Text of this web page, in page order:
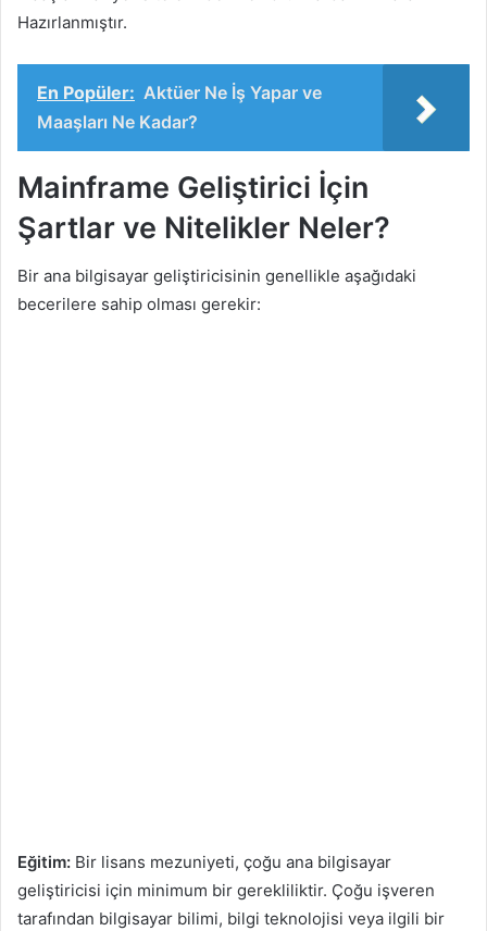
Hazırlanmıştır.
En Popüler: Aktüer Ne İş Yapar ve
Maaşları Ne Kadar?
Mainframe Geliştirici İçin
Şartlar ve Nitelikler Neler?
Bir ana bilgisayar geliştiricisinin genellikle aşağıdaki
becerilere sahip olması gerekir:
Eğitim: Bir lisans mezuniyeti, çoğu ana bilgisayar
geliştiricisi için minimum bir gerekliliktir. Çoğu işveren
tarafından bilgisayar bilimi, bilgi teknolojisi veya ilgili bir